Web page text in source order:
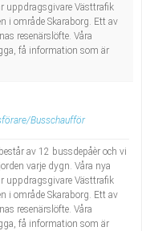
uppdragsgivare Västtrafik
i område Skaraborg. Ett av
resenärslöfte. Våra
få information som är
Busschaufför
av 12 bussdepåèr och vi
varje dygn. Våra nya
uppdragsgivare Västtrafik
i område Skaraborg. Ett av
resenärslöfte. Våra
få information som är